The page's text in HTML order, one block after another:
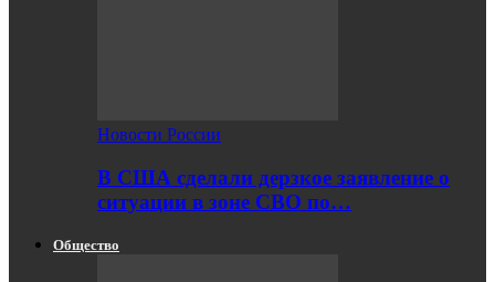
Новости России
В США сделали дерзкое заявление о
ситуации в зоне СВО по…
Общество